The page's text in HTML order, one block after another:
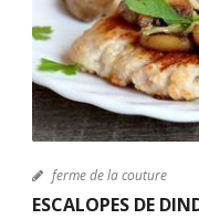
ferme de la couture
ESCALOPES DE